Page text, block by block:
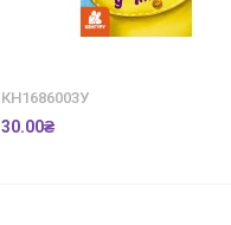
КН1686003У
30.00₴